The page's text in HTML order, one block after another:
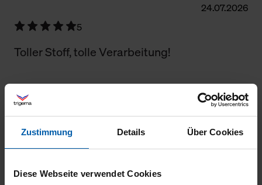
Zustimmung Details Über Cookies
Diese Webseite verwendet Cookies
24.07.2026
5
Toller Stoff, tolle Verarbeitung!
11.07.2026